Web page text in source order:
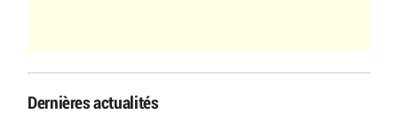
Dernières actualités